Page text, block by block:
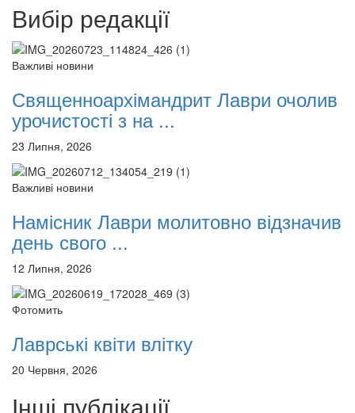
12 сентября 2015Название трансляции
12 сентября 2015
Название трансляции
12 сентября 2015Название трансляции
12 сентября 2015
Перейти до архіву
Вибір редакції
Важливі новини
Священноархімандрит Лаври очолив
урочистості з на ...
23 Липня, 2026
Важливі новини
Намісник Лаври молитовно відзначив
день свого ...
12 Липня, 2026
Фотомить
Лаврські квіти влітку
20 Червня, 2026